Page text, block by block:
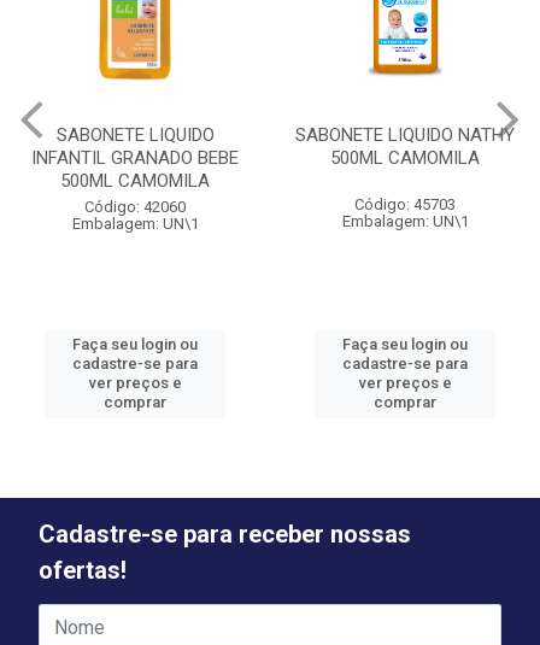
SABONETE LIQUIDO
INFANTIL GRANADO BEBE
500ML CAMOMILA
Código: 42060
Embalagem: UN\1
Faça seu login ou
cadastre-se para
ver preços e
comprar
SABONETE LIQUIDO NATHY
500ML CAMOMILA
Código: 45703
Embalagem: UN\1
Faça seu login ou
cadastre-se para
ver preços e
comprar
Cadastre-se para receber nossas
ofertas!